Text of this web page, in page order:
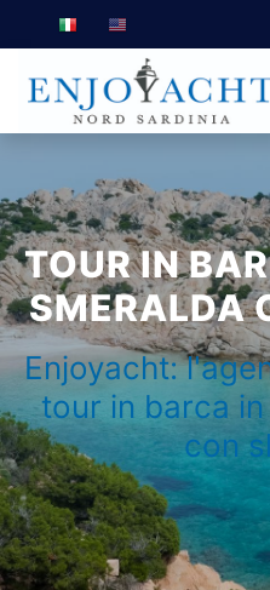
TOUR IN
SMERALDA
Enjoyacht:
tour in barca
con